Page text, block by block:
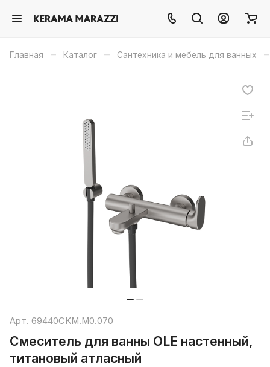
Главная – Каталог – Сантехника и мебель для ванных –
Арт. 69440CKM.M0.070
Смеситель для ванны OLE настенный,
титановый атласный